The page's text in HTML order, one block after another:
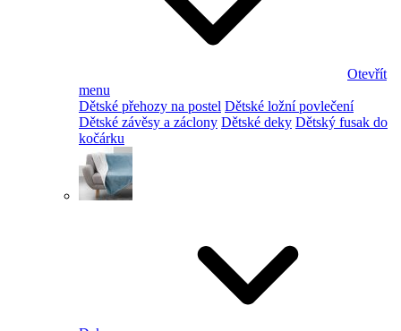
Otevřít
menu
Dětské přehozy na postel Dětské ložní povlečení
Dětské závěsy a záclony Dětské deky Dětský fusak do
kočárku